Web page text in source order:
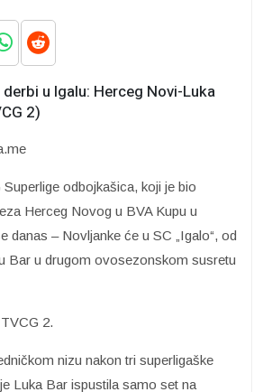
u Igalu: Herceg Novi-Luka
2)
odbojkašica, koji je bio
Herceg Novog u BVA Kupu u
danas – Novljanke će u SC „Igalo“, od
Bar u drugom ovosezonskom susretu
2.
nizu nakon tri superligaške
Luka Bar ispustila samo set na